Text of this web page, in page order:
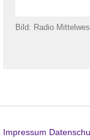
Bild: Radio
Impressum